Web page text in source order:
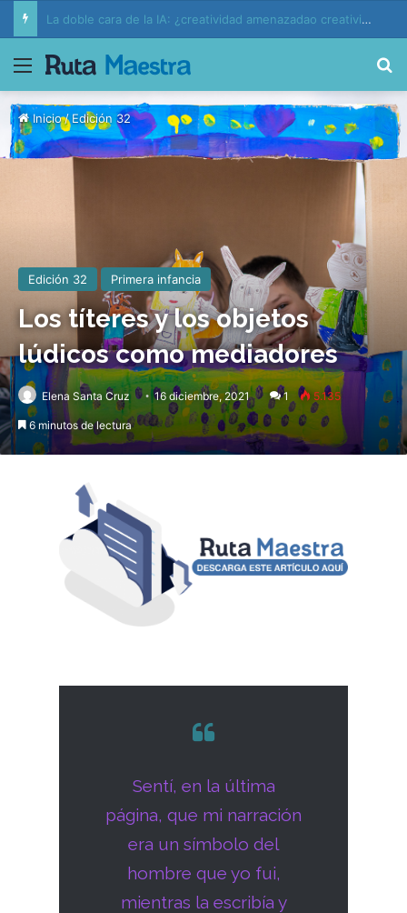
Educación, lenguaje y pensamientoen la encrucijada de la inteligencia artificial
Menú
Inicio/Edición 32
Edición 32 Primera infancia
Los títeres y los objetos
lúdicos como mediadores
Elena Santa Cruz 16 diciembre, 2021 1 5.135
6 minutos de lectura
Sentí, en la última
página, que mi narración
era un símbolo del
hombre que yo fui,
mientras la escribía y